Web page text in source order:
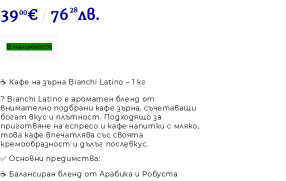
3900€ 7628лв.
В наличност
☕ Кафе на зърна Bianchi Latino – 1 кг
? Bianchi Latino е ароматен бленд от
внимателно подбрани кафе зърна, съчетаващи
богат вкус и плътност. Подходящо за
приготвяне на еспресо и кафе напитки с мляко,
това кафе впечатлява със своята
кремообразност и дълъг послевкус.
✅ Основни предимства:
☕ Балансиран бленд от Арабика и Робуста